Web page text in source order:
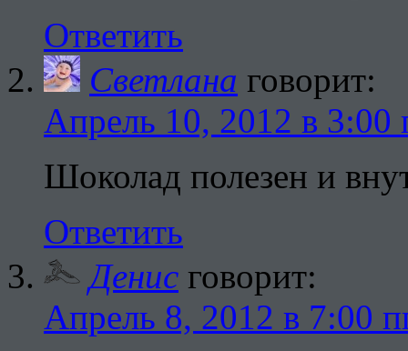
Ответить
Светлана говорит:
Апрель 10, 2012 в 3:00
Шоколад полезен и
Ответить
Денис говорит:
Апрель 8, 2012 в 7:00